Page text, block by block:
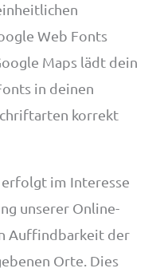
Web Fonts
Maps lädt dein
in deinen
korrekt
erfolgt im Interesse
unserer Online-
Auffindbarkeit der
Orte. Dies